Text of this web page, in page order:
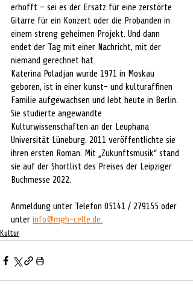
erhofft – sei es der Ersatz für eine zerstörte
Gitarre für ein Konzert oder die Probanden in
einem streng geheimen Projekt. Und dann
endet der Tag mit einer Nachricht, mit der
niemand gerechnet hat.
Katerina Poladjan wurde 1971 in Moskau
geboren, ist in einer kunst- und kulturaffinen
Familie aufgewachsen und lebt heute in Berlin.
Sie studierte angewandte
Kulturwissenschaften an der Leuphana
Universität Lüneburg. 2011 veröffentlichte sie
ihren ersten Roman. Mit „Zukunftsmusik“ stand
sie auf der Shortlist des Preises der Leipziger
Buchmesse 2022.
Anmeldung unter Telefon 05141 / 279155 oder
unter info@mgh-celle.de.
Kultur